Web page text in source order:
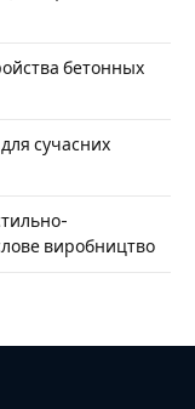
бетонных
сучасних
виробництво